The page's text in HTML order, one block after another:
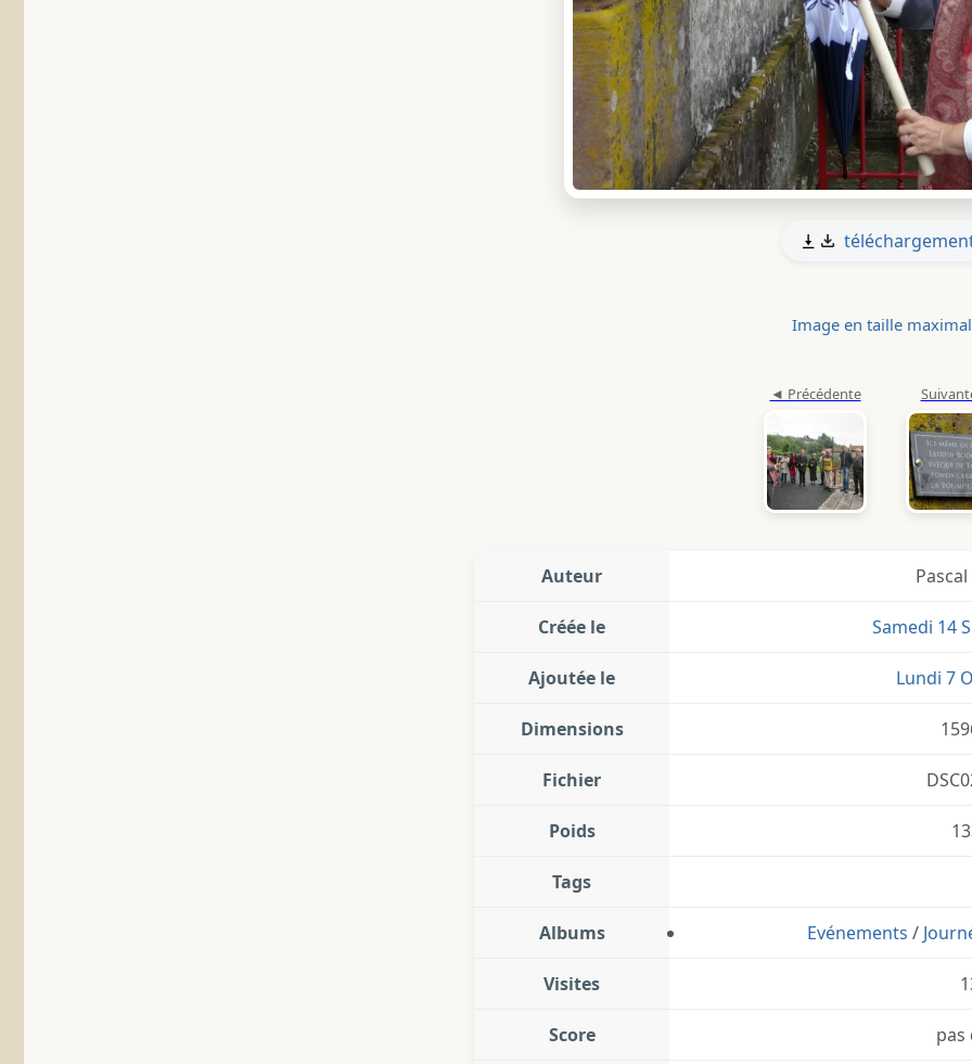
Image en taille
Auteur
Créée le Samedi 14
Ajoutée le Lundi 7
Dimensions
Fichier
Poids
Tags
Albums Evénements /
Visites
Score pas